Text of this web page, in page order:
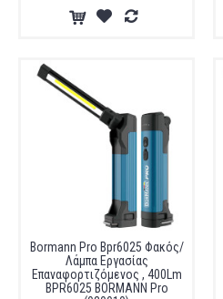
Bormann Pro Bpr6025 Φακός/
Λάμπα Εργασίας
Επαναφορτιζόμενος , 400Lm
BPR6025 BORMANN Pro